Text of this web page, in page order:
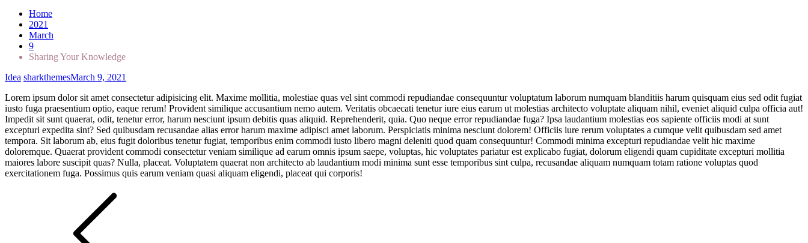
Home
2021
March
9
Sharing Your Knowledge
Idea sharkthemesMarch 9, 2021
Lorem ipsum dolor sit amet consectetur adipisicing elit. Maxime mollitia, molestiae quas vel sint commodi repudiandae consequuntur voluptatum laborum numquam blanditiis harum quisquam eius sed odit fugiat
iusto fuga praesentium optio, eaque rerum! Provident similique accusantium nemo autem. Veritatis obcaecati tenetur iure eius earum ut molestias architecto voluptate aliquam nihil, eveniet aliquid culpa officia aut!
Impedit sit sunt quaerat, odit, tenetur error, harum nesciunt ipsum debitis quas aliquid. Reprehenderit, quia. Quo neque error repudiandae fuga? Ipsa laudantium molestias eos sapiente officiis modi at sunt
excepturi expedita sint? Sed quibusdam recusandae alias error harum maxime adipisci amet laborum. Perspiciatis minima nesciunt dolorem! Officiis iure rerum voluptates a cumque velit quibusdam sed amet
tempora. Sit laborum ab, eius fugit doloribus tenetur fugiat, temporibus enim commodi iusto libero magni deleniti quod quam consequuntur! Commodi minima excepturi repudiandae velit hic maxime
doloremque. Quaerat provident commodi consectetur veniam similique ad earum omnis ipsum saepe, voluptas, hic voluptates pariatur est explicabo fugiat, dolorum eligendi quam cupiditate excepturi mollitia
maiores labore suscipit quas? Nulla, placeat. Voluptatem quaerat non architecto ab laudantium modi minima sunt esse temporibus sint culpa, recusandae aliquam numquam totam ratione voluptas quod
exercitationem fuga. Possimus quis earum veniam quasi aliquam eligendi, placeat qui corporis!